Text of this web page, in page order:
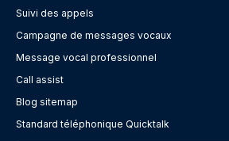
Suivi des appels
Campagne de messages vocaux
Message vocal professionnel
Call assist
Blog sitemap
Standard téléphonique Quicktalk